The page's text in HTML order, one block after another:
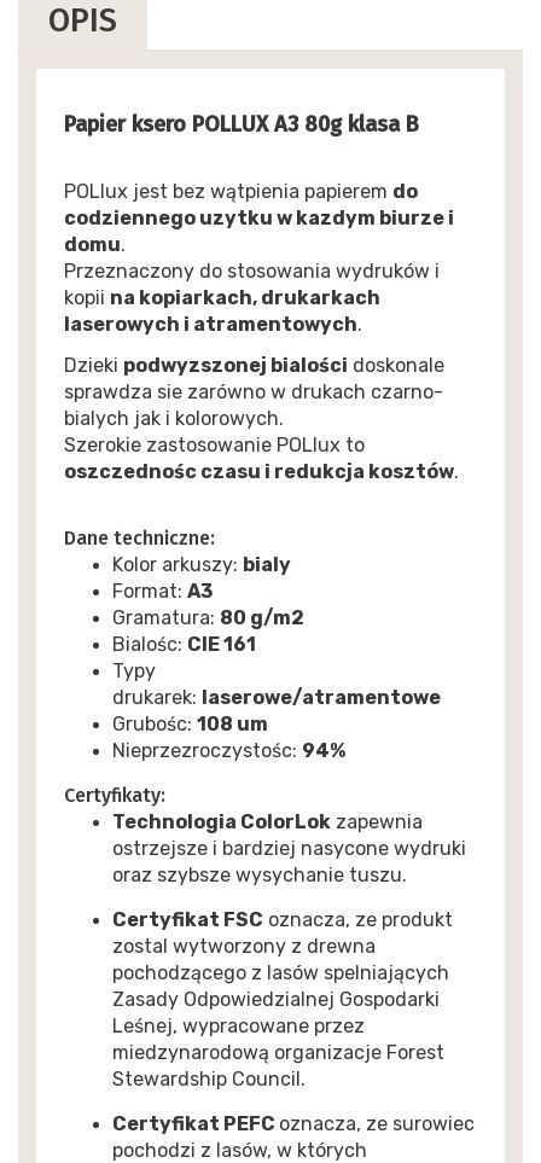
OPIS
Papier ksero POLLUX A3 80g klasa B
POLlux jest bez wątpienia papierem do
codziennego uzytku w kazdym biurze i
domu.
Przeznaczony do stosowania wydruków i
kopii na kopiarkach, drukarkach
laserowych i atramentowych.
Dzieki podwyzszonej bialości doskonale
sprawdza sie zarówno w drukach czarno-
bialych jak i kolorowych.
Szerokie zastosowanie POLlux to
oszczednośc czasu i redukcja kosztów.
Dane techniczne:
Kolor arkuszy: bialy
Format: A3
Gramatura: 80 g/m2
Bialośc: CIE 161
Typy
drukarek: laserowe/atramentowe
Grubośc: 108 um
Nieprzezroczystośc: 94%
Certyfikaty:
Technologia ColorLokzapewnia
ostrzejsze i bardziej nasycone wydruki
oraz szybsze wysychanie tuszu.
Certyfikat FSC oznacza, ze produkt
zostal wytworzony z drewna
pochodzącego z lasów spelniających
Zasady Odpowiedzialnej Gospodarki
Leśnej, wypracowane przez
miedzynarodową organizacje Forest
Stewardship Council.
Certyfikat PEFC oznacza, ze surowiec
pochodzi z lasów, w których